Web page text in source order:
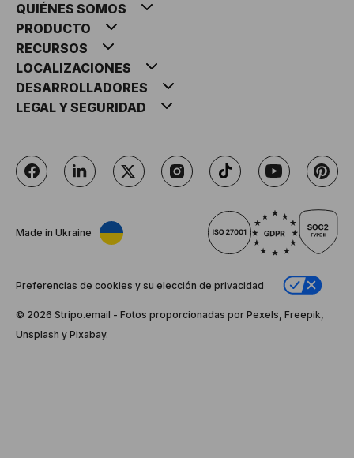
QUIÉNES SOMOS
PRODUCTO
RECURSOS
LOCALIZACIONES
DESARROLLADORES
LEGAL Y SEGURIDAD
Made in Ukraine
Preferencias de cookies y su elección de privacidad
© 2026 Stripо.email - Fotos proporcionadas por Pexels, Freepik,
Unsplash y Pixabay.